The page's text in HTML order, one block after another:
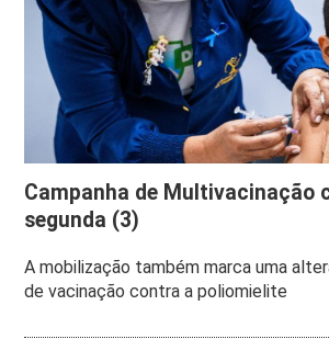
Campanha de Multivacinação
segunda (3)
A mobilização também marca uma
de vacinação contra a poliomielite